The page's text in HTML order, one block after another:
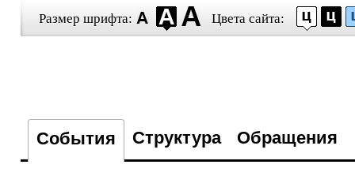
Размер шрифта: Цвета сайта:
События Структура Обращения